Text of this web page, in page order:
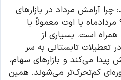
آرامش مرداد در بازارهای
یا اوت معمولاً با
همراه است. بسیاری از
تعطیلات تابستانی به سر
می‌کند و بازارهای سهام،
دوره‌ای کم‌تحرک‌تر می‌شوند. همین